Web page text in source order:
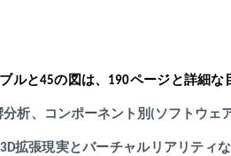
ルと45の図は、190ページと詳細な
分析、コンポーネント別(ソフトウ
3D拡張現実とバーチャルリアリテ